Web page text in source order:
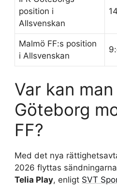
position i
Allsvenskan
Malmö FF:s position
i Allsvenskan
Var kan man
Göteborg
FF?
Med det nya
2026 flyttas
Telia Play, enligt SVT